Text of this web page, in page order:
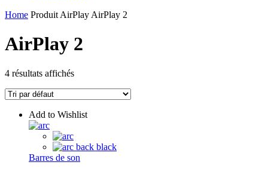
Home Produit AirPlay AirPlay 2
AirPlay 2
4 résultats affichés
Add to Wishlist
Barres de son